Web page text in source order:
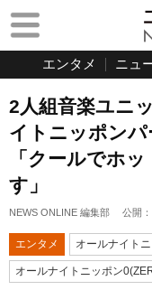
エンタメ ニュ
2人組音楽ユニ
イトニッポンパ
「クールでホ
す」
NEWS ONLINE 編集部 公開：
エンタメ オールナイト
オールナイトニッポン